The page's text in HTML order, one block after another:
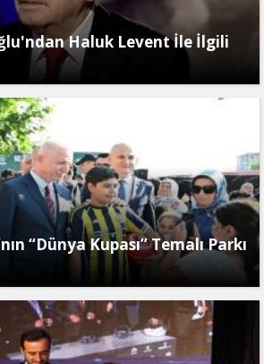
Haluk Levent İle İlgili
“Dünya Kupası” Temalı Parkı